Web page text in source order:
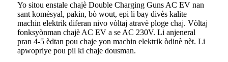
Yo sitou enstale chajè Double Charging Guns AC EV nan
sant komèsyal, pakin, bò wout, epi li bay divès kalite
machin elektrik diferan nivo vòltaj atravè ploge chaj. Vòltaj
fonksyònman chajè AC EV a se AC 230V. Li anjeneral
pran 4-5 èdtan pou chaje yon machin elektrik òdinè nèt. Li
apwopriye pou pil ki chaje dousman.